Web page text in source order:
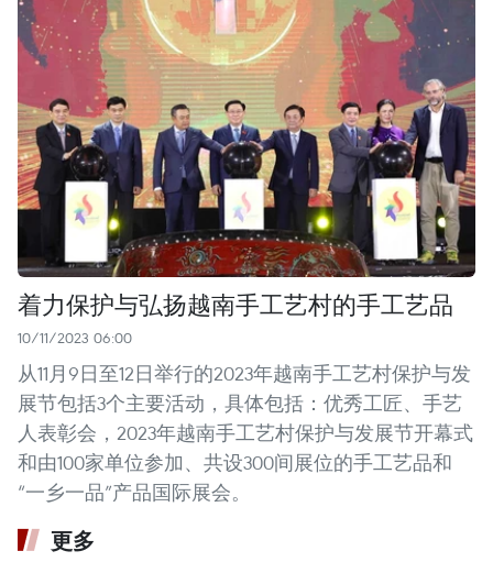
着力保护与弘扬越南手工艺村的手工艺品
10/11/2023 06:00
从11月9日至12日举行的2023年越南手工艺村保护与发
展节包括3个主要活动，具体包括：优秀工匠、手艺
人表彰会，2023年越南手工艺村保护与发展节开幕式
和由100家单位参加、共设300间展位的手工艺品和
“一乡一品”产品国际展会。
更多